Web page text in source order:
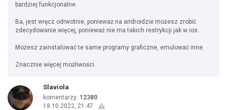
bardziej funkcjonalne.
Ba, jest wręcz odrwotnie, ponieważ na androidzie możesz zrobić
zdecydowanie więcej, ponieważ nie ma takich restrykcji jak w ios.
Możesz zainstalować te same programy graficzne, emulować inne.
Znacznie więcej możliwości.
Slaviola
komentarzy: 12380
18.10.2022, 21:47